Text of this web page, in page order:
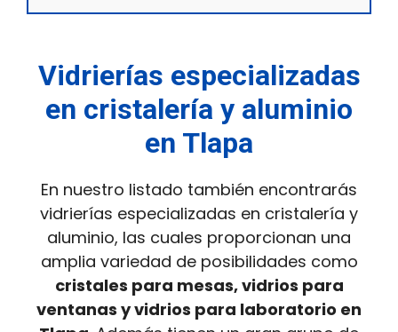
Vidrierías especializadas
en cristalería y aluminio
en Tlapa
En nuestro listado también encontrarás
vidrierías especializadas en cristalería y
aluminio, las cuales proporcionan una
amplia variedad de posibilidades como
cristales para mesas, vidrios para
ventanas y vidrios para laboratorio en